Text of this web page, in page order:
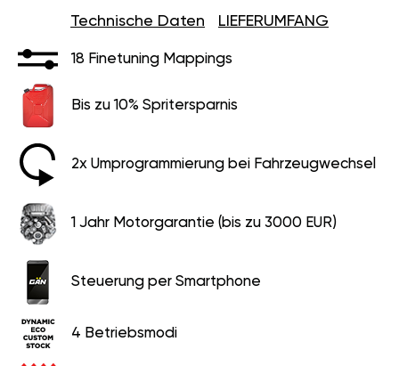
Technische Daten LIEFERUMFANG
18 Finetuning Mappings
Bis zu 10% Spritersparnis
2x Umprogrammierung bei Fahrzeugwechsel
1 Jahr Motorgarantie (bis zu 3000 EUR)
Steuerung per Smartphone
4 Betriebsmodi